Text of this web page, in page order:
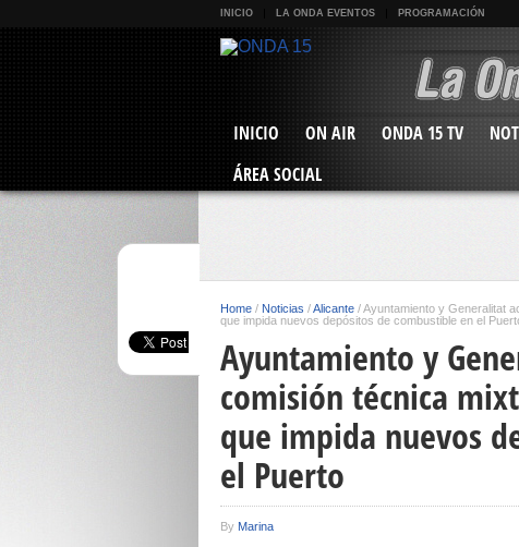
INICIO LA ONDA EVENTOS PROGRAMACIÓN
INICIO ON AIR ONDA 15 TV
ÁREA SOCIAL
Home / Noticias /Alicante /Ayuntamiento y Generalitat
que impida nuevos depósitos de combustible en el
Ayuntamiento y
comisión técnica
que impida nuevos
el Puerto
By Marina